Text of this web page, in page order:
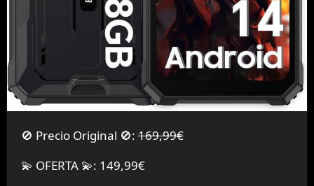
🚫 Precio Original 🚫:169,99€
💫 OFERTA 💫: 149,99€